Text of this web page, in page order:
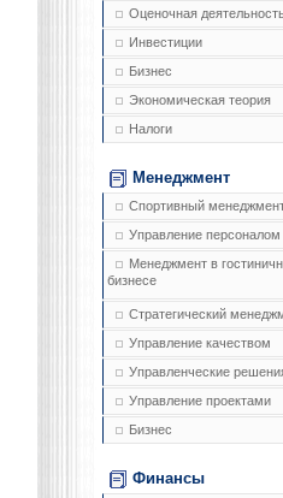
Оценочная
Инвестиции
Бизнес
Экономическая теория
Налоги
Менеджмент
Спортивный
Управление персоналом
Менеджмент в
бизнесе
Стратегический
Управление качеством
Управленческие
Управление проектами
Бизнес
Финансы